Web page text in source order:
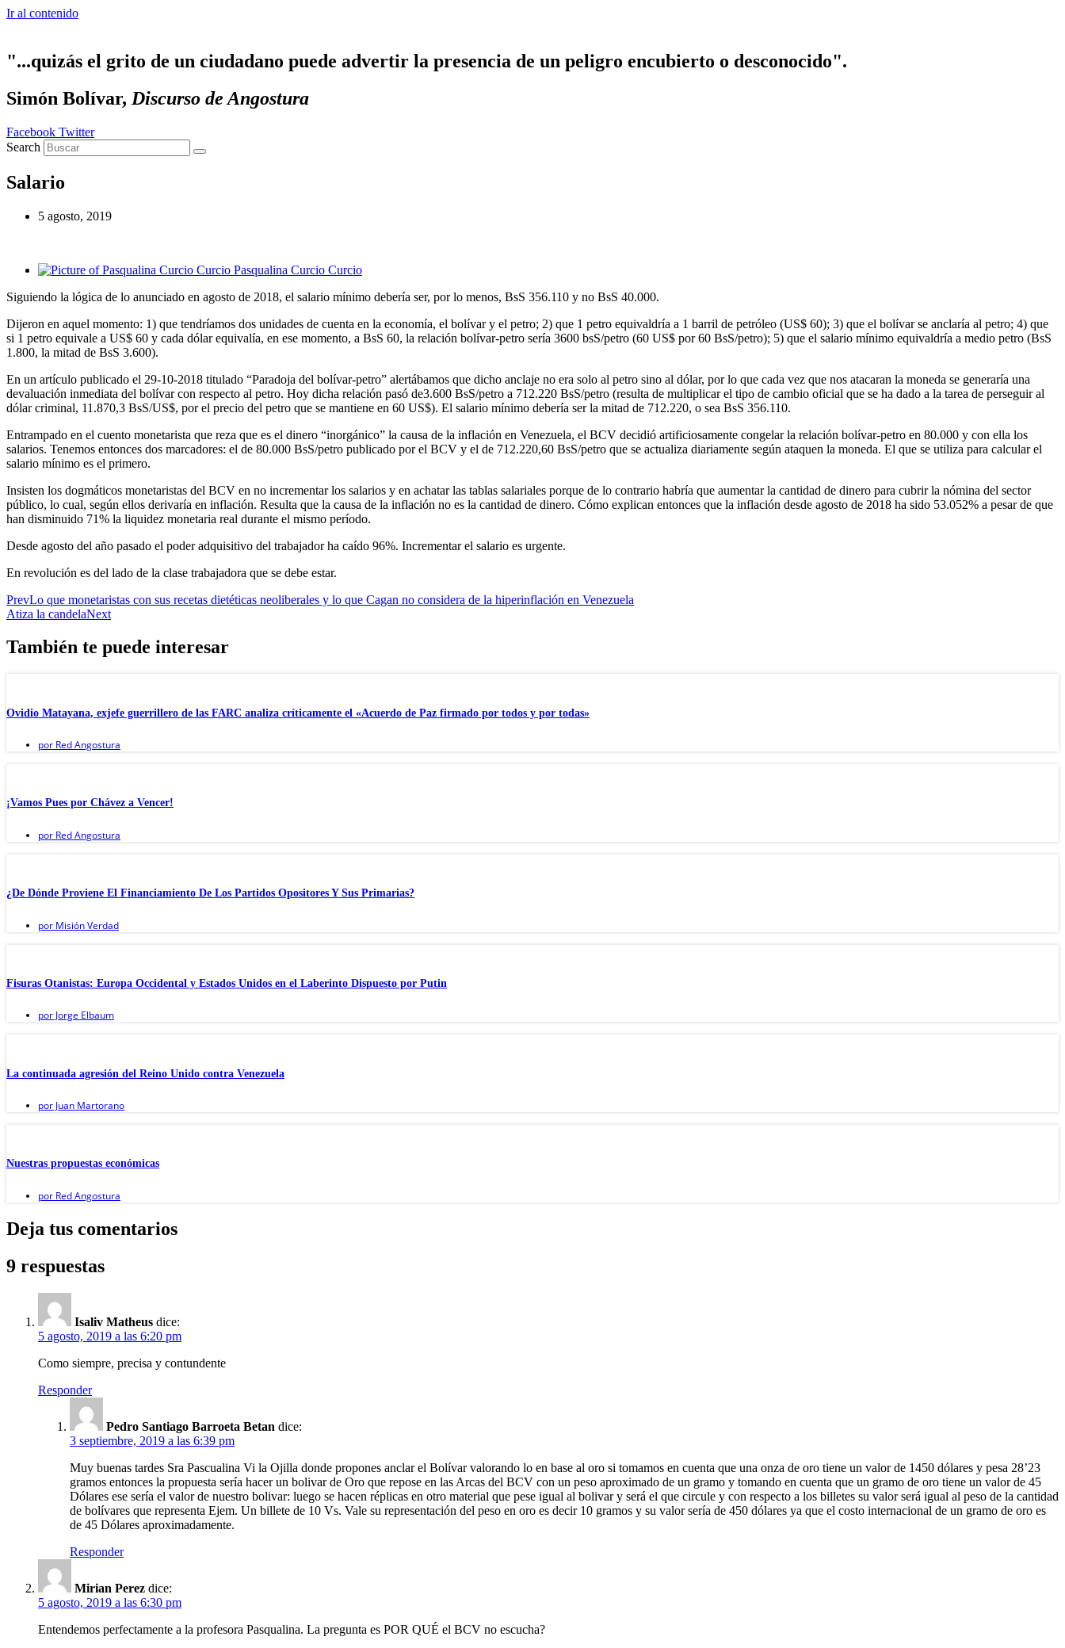
Ir al contenido
"...quizás el grito de un ciudadano puede advertir la presencia de un peligro encubierto o desconocido".
Simón Bolívar, Discurso de Angostura
Facebook Twitter
Search
Salario
5 agosto, 2019
Pasqualina Curcio Curcio
Siguiendo la lógica de lo anunciado en agosto de 2018, el salario mínimo debería ser, por lo menos, BsS 356.110 y no BsS 40.000.
Dijeron en aquel momento: 1) que tendríamos dos unidades de cuenta en la economía, el bolívar y el petro; 2) que 1 petro equivaldría a 1 barril de petróleo (US$ 60); 3) que el bolívar se anclaría al petro; 4) que
si 1 petro equivale a US$ 60 y cada dólar equivalía, en ese momento, a BsS 60, la relación bolívar-petro sería 3600 bsS/petro (60 US$ por 60 BsS/petro); 5) que el salario mínimo equivaldría a medio petro (BsS
1.800, la mitad de BsS 3.600).
En un artículo publicado el 29-10-2018 titulado “Paradoja del bolívar-petro” alertábamos que dicho anclaje no era solo al petro sino al dólar, por lo que cada vez que nos atacaran la moneda se generaría una
devaluación inmediata del bolívar con respecto al petro. Hoy dicha relación pasó de3.600 BsS/petro a 712.220 BsS/petro (resulta de multiplicar el tipo de cambio oficial que se ha dado a la tarea de perseguir al
dólar criminal, 11.870,3 BsS/US$, por el precio del petro que se mantiene en 60 US$). El salario mínimo debería ser la mitad de 712.220, o sea BsS 356.110.
Entrampado en el cuento monetarista que reza que es el dinero “inorgánico” la causa de la inflación en Venezuela, el BCV decidió artificiosamente congelar la relación bolívar-petro en 80.000 y con ella los
salarios. Tenemos entonces dos marcadores: el de 80.000 BsS/petro publicado por el BCV y el de 712.220,60 BsS/petro que se actualiza diariamente según ataquen la moneda. El que se utiliza para calcular el
salario mínimo es el primero.
Insisten los dogmáticos monetaristas del BCV en no incrementar los salarios y en achatar las tablas salariales porque de lo contrario habría que aumentar la cantidad de dinero para cubrir la nómina del sector
público, lo cual, según ellos derivaría en inflación. Resulta que la causa de la inflación no es la cantidad de dinero. Cómo explican entonces que la inflación desde agosto de 2018 ha sido 53.052% a pesar de que
han disminuido 71% la liquidez monetaria real durante el mismo período.
Desde agosto del año pasado el poder adquisitivo del trabajador ha caído 96%. Incrementar el salario es urgente.
En revolución es del lado de la clase trabajadora que se debe estar.
PrevLo que monetaristas con sus recetas dietéticas neoliberales y lo que Cagan no considera de la hiperinflación en Venezuela
Atiza la candelaNext
También te puede interesar
Ovidio Matayana, exjefe guerrillero de las FARC analiza críticamente el «Acuerdo de Paz firmado por todos y por todas»
por Red Angostura
¡Vamos Pues por Chávez a Vencer!
por Red Angostura
¿De Dónde Proviene El Financiamiento De Los Partidos Opositores Y Sus Primarias?
por Misión Verdad
Fisuras Otanistas: Europa Occidental y Estados Unidos en el Laberinto Dispuesto por Putin
por Jorge Elbaum
La continuada agresión del Reino Unido contra Venezuela
por Juan Martorano
Nuestras propuestas económicas
por Red Angostura
Deja tus comentarios
9 respuestas
Isaliv Matheus dice:
5 agosto, 2019 a las 6:20 pm
Como siempre, precisa y contundente
Responder
Pedro Santiago Barroeta Betan dice:
3 septiembre, 2019 a las 6:39 pm
Muy buenas tardes Sra Pascualina Vi la Ojilla donde propones anclar el Bolívar valorando lo en base al oro si tomamos en cuenta que una onza de oro tiene un valor de 1450 dólares y pesa 28’23
gramos entonces la propuesta sería hacer un bolivar de Oro que repose en las Arcas del BCV con un peso aproximado de un gramo y tomando en cuenta que un gramo de oro tiene un valor de 45
Dólares ese sería el valor de nuestro bolivar: luego se hacen réplicas en otro material que pese igual al bolivar y será el que circule y con respecto a los billetes su valor será igual al peso de la cantidad
de bolívares que representa Ejem. Un billete de 10 Vs. Vale su representación del peso en oro es decir 10 gramos y su valor sería de 450 dólares ya que el costo internacional de un gramo de oro es
de 45 Dólares aproximadamente.
Responder
Mirian Perez dice:
5 agosto, 2019 a las 6:30 pm
Entendemos perfectamente a la profesora Pasqualina. La pregunta es POR QUÉ el BCV no escucha?